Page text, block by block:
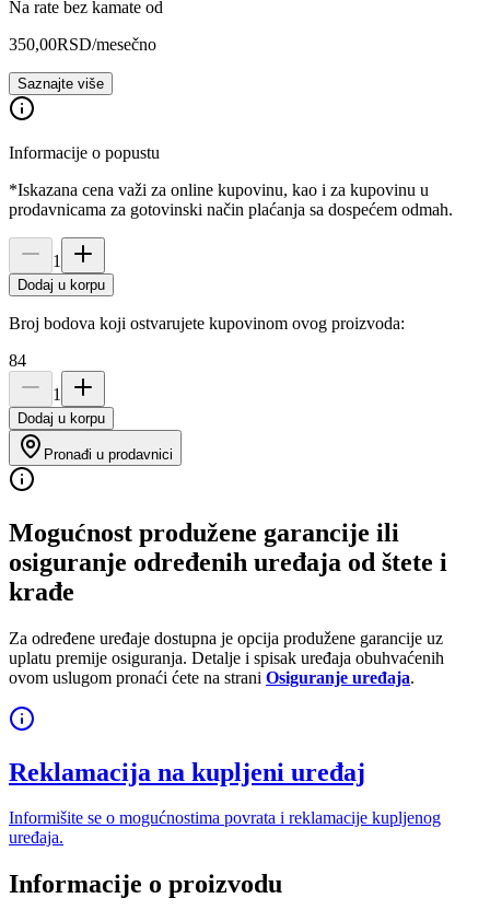
Na rate bez kamate od
350,00RSD/mesečno
Saznajte više
Informacije o popustu
*Iskazana cena važi za online kupovinu, kao i za kupovinu u
prodavnicama za gotovinski način plaćanja sa dospećem odmah.
1
Dodaj u korpu
Broj bodova koji ostvarujete kupovinom ovog proizvoda:
84
1
Dodaj u korpu
Pronađi u prodavnici
Mogućnost produžene garancije ili
osiguranje određenih uređaja od štete i
krađe
Za određene uređaje dostupna je opcija produžene garancije uz
uplatu premije osiguranja. Detalje i spisak uređaja obuhvaćenih
ovom uslugom pronaći ćete na strani Osiguranje uređaja.
Reklamacija na kupljeni uređaj
Informišite se o mogućnostima povrata i reklamacije kupljenog
uređaja.
Informacije o proizvodu